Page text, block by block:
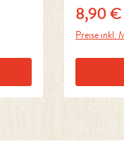
Regulärer
8,90 €
Preise inkl.